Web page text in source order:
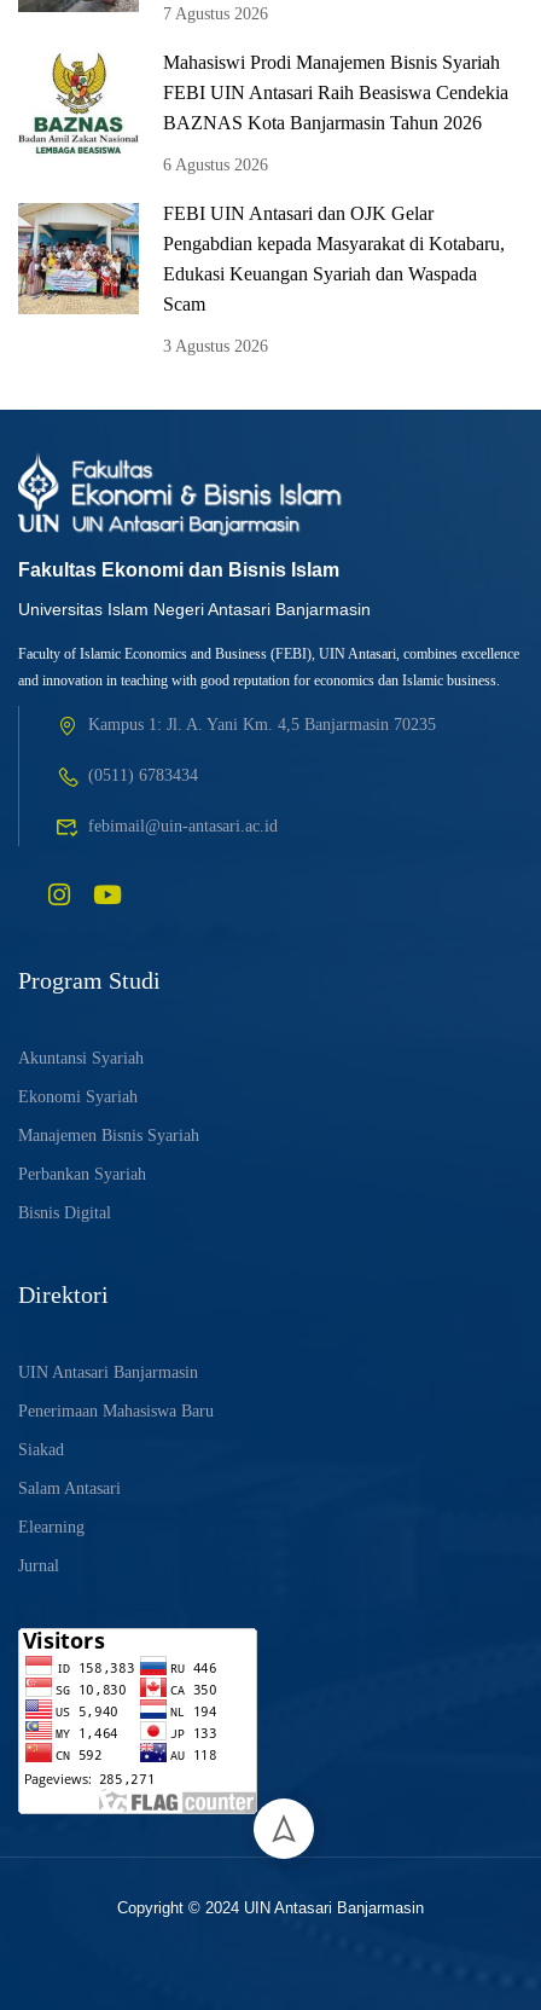
7 Agustus 2026
Mahasiswi Prodi Manajemen Bisnis Syariah
FEBI UIN Antasari Raih Beasiswa Cendekia
BAZNAS Kota Banjarmasin Tahun 2026
6 Agustus 2026
FEBI UIN Antasari dan OJK Gelar
Pengabdian kepada Masyarakat di Kotabaru,
Edukasi Keuangan Syariah dan Waspada
Scam
3 Agustus 2026
Fakultas Ekonomi dan Bisnis Islam
Universitas Islam Negeri Antasari Banjarmasin
Faculty of Islamic Economics and Business (FEBI), UIN Antasari, combines excellence
and innovation in teaching with good reputation for economics dan Islamic business.
Kampus 1: Jl. A. Yani Km. 4,5 Banjarmasin 70235
(0511) 6783434
febimail@uin-antasari.ac.id
Program Studi
Akuntansi Syariah
Ekonomi Syariah
Manajemen Bisnis Syariah
Perbankan Syariah
Bisnis Digital
Direktori
UIN Antasari Banjarmasin
Penerimaan Mahasiswa Baru
Siakad
Salam Antasari
Elearning
Jurnal
Copyright © 2024 UIN Antasari Banjarmasin